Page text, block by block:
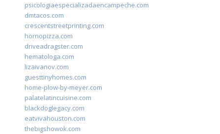
psicologiaespecializadaencampeche.com
dmtacos.com
crescentstreetprinting.com
hornopizza.com
driveadragster.com
hematologa.com
lizaivanov.com
guesttinyhomes.com
home-plow-by-meyer.com
palatelatincuisine.com
blackdoglegacy.com
eatvivahouston.com
thebigshowok.com